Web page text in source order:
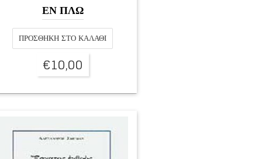
ΕΝ ΠΛΩ
ΠΡΟΣΘΉΚΗ ΣΤΟ ΚΑΛΆΘΙ
€10,00